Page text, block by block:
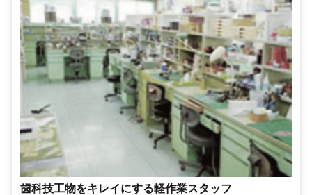
歯科技工物をキレイにする軽作業スタッフ